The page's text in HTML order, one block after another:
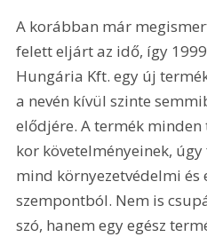
A korábban már
felett eljárt az idő, így
Hungária Kft. egy új
a nevén kívül szinte
elődjére. A termék
kor követelményeinek,
mind környezetvédelmi és
szempontból. Nem is
szó, hanem egy egész